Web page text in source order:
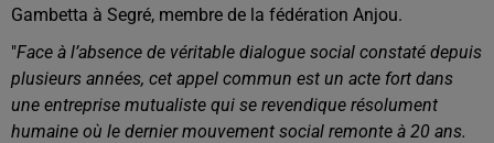
Gambetta à Segré, membre de la fédération Anjou.
"Face à l’absence de véritable dialogue social constaté depuis
plusieurs années, cet appel commun est un acte fort dans
une entreprise mutualiste qui se revendique résolument
humaine où le dernier mouvement social remonte à 20 ans.